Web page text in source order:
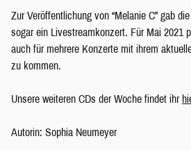
Zur Veröffentlichung von “Melanie C” gab
sogar ein Livestreamkonzert. Für Mai 2021
auch für mehrere Konzerte mit ihrem
zu kommen.
Unsere weiteren CDs der Woche findet ihr
Autorin: Sophia Neumeyer